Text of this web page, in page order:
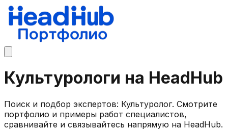
Культурологи на HeadHub
Поиск и подбор экспертов: Культуролог. Смотрите
портфолио и примеры работ специалистов,
сравнивайте и связывайтесь напрямую на HeadHub.